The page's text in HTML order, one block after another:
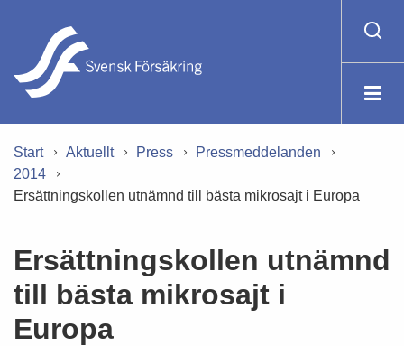
Start Aktuellt Press
Pressmeddelanden
2014
Ersättningskollen utnämnd till bästa mikrosajt i Europa
Ersättningskollen utnämnd
till bästa mikrosajt i
Europa